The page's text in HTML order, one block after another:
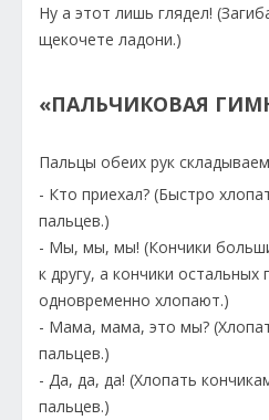
Ну а этот лишь глядел!
щекочете ладони.)
«ПАЛЬЧИКОВАЯ
Пальцы обеих рук
- Кто приехал? (Быстро
пальцев.)
- Мы, мы, мы! (Кончики
к другу, а кончики остальных
одновременно хлопают.)
- Мама, мама, это мы?
пальцев.)
- Да, да, да! (Хлопать
пальцев.)